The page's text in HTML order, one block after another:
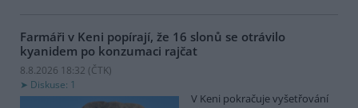
Farmáři v Keni popírají, že 16 slonů se otrávilo
kyanidem po konzumaci rajčat
8.8.2026 18:32 (ČTK)
Diskuse: 1
V Keni pokračuje vyšetřování